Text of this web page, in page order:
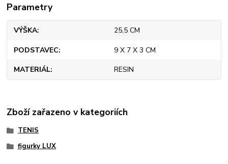
Parametry
VÝŠKA 25,5 CM
PODSTAVEC 9 X 7 X 3 CM
MATERIÁL RESIN
Zboží zařazeno v kategoriích
TENIS
figurky LUX